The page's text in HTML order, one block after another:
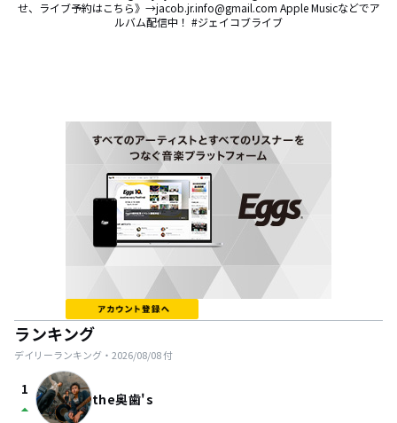
せ、ライブ予約はこちら》→jacob.jr.info@gmail.com Apple Musicなどでア
ルバム配信中！ #ジェイコブライブ
ランキング
デイリーランキング・ 2026/08/08付
1
arrow_drop_up the奥歯's